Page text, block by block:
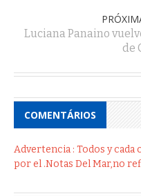
Luciana Panaino
de
COMENTÁRIOS
Advertencia : Todos y
por el .Notas Del Mar,no